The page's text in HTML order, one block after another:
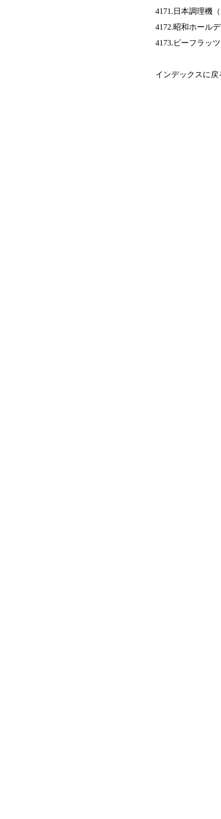
4171.日本調理機（
4172.昭和ホール
4173.ビーフラッ
インデックスに戻